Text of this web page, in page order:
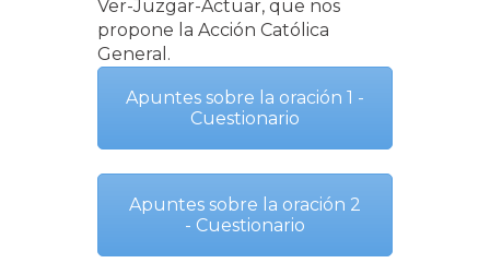
Ver-Juzgar-Actuar, que nos
propone la Acción Católica
General.
Apuntes sobre la oración 1 -
Cuestionario
Apuntes sobre la oración 2
- Cuestionario